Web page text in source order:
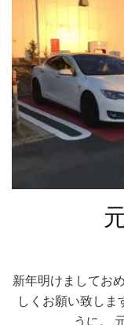
新年明けましてお
しくお願い致しま
うに。